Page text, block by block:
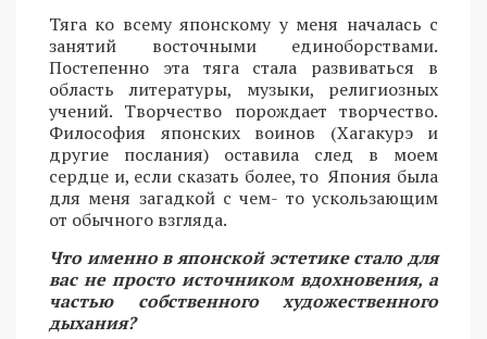
Тяга ко всему японскому у меня началась с
занятий восточными единоборствами.
Постепенно эта тяга стала развиваться в
область литературы, музыки, религиозных
учений. Творчество порождает творчество.
Философия японских воинов (Хагакурэ и
другие послания) оставила след в моем
сердце и, если сказать более, то Япония была
для меня загадкой с чем- то ускользающим
от обычного взгляда.
Что именно в японской эстетике стало для
вас не просто источником вдохновения, а
частью собственного художественного
дыхания?